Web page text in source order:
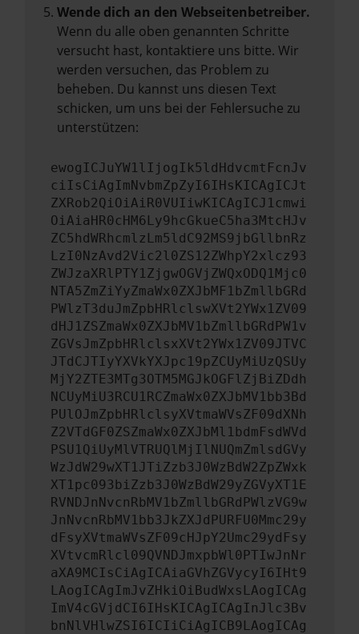
Wende dich an den Webseitenbetreiber.
Wenn du alle oben genannten Schritte
versucht hast, kontaktiere uns bitte. Wir
werden versuchen, das Problem zu
beheben. Du kannst uns diesen Text
schicken, um uns bei der Fehlersuche zu
unterstützen:
ewogICJuYW1lIjogIk5ldHdvcmtFcnJv
ciIsCiAgImNvbmZpZyI6IHsKICAgICJt
ZXRob2QiOiAiR0VUIiwKICAgICJ1cmwi
OiAiaHR0cHM6Ly9hcGkueC5ha3MtcHJv
ZC5hdWRhcmlzLm5ldC92MS9jbGllbnRz
LzI0NzAvd2Vic2l0ZS12ZWhpY2xlcz93
ZWJzaXRlPTY1ZjgwOGVjZWQxODQ1Mjc0
NTA5ZmZiYyZmaWx0ZXJbMF1bZmllbGRd
PWlzT3duJmZpbHRlclswXVt2YWx1ZV09
dHJ1ZSZmaWx0ZXJbMV1bZmllbGRdPW1v
ZGVsJmZpbHRlclsxXVt2YWx1ZV09JTVC
JTdCJTIyYXVkYXJpc19pZCUyMiUzQSUy
MjY2ZTE3MTg3OTM5MGJkOGFlZjBiZDdh
NCUyMiU3RCU1RCZmaWx0ZXJbMV1bb3Bd
PUlOJmZpbHRlclsyXVtmaWVsZF09dXNh
Z2VTdGF0ZSZmaWx0ZXJbMl1bdmFsdWVd
PSU1QiUyMlVTRUQlMjIlNUQmZmlsdGVy
WzJdW29wXT1JTiZzb3J0WzBdW2ZpZWxk
XT1pc093biZzb3J0WzBdW29yZGVyXT1E
RVNDJnNvcnRbMV1bZmllbGRdPWlzVG9w
JnNvcnRbMV1bb3JkZXJdPURFU0Mmc29y
dFsyXVtmaWVsZF09cHJpY2Umc29ydFsy
XVtvcmRlcl09QVNDJmxpbWl0PTIwJnNr
aXA9MCIsCiAgICAiaGVhZGVycyI6IHt9
LAogICAgImJvZHkiOiBudWxsLAogICAg
ImV4cGVjdCI6IHsKICAgICAgInJlc3Bv
bnNlVHlwZSI6ICIiCiAgICB9LAogICAg